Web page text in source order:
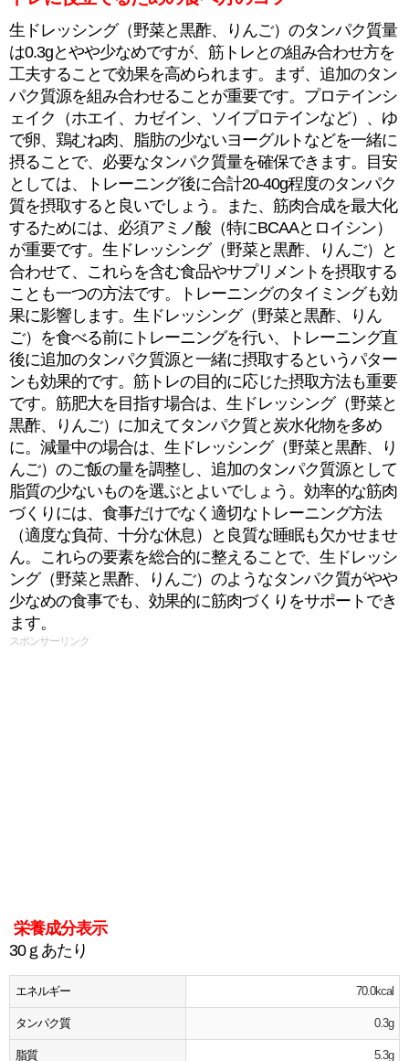
生ドレッシング（野菜と黒酢、りんご）のタンパク質量
は0.3gとやや少なめですが、筋トレとの組み合わせ方を
工夫することで効果を高められます。まず、追加のタン
パク質源を組み合わせることが重要です。プロテインシ
ェイク（ホエイ、カゼイン、ソイプロテインなど）、ゆ
で卵、鶏むね肉、脂肪の少ないヨーグルトなどを一緒に
摂ることで、必要なタンパク質量を確保できます。目安
としては、トレーニング後に合計20-40g程度のタンパク
質を摂取すると良いでしょう。また、筋肉合成を最大化
するためには、必須アミノ酸（特にBCAAとロイシン）
が重要です。生ドレッシング（野菜と黒酢、りんご）と
合わせて、これらを含む食品やサプリメントを摂取する
ことも一つの方法です。トレーニングのタイミングも効
果に影響します。生ドレッシング（野菜と黒酢、りん
ご）を食べる前にトレーニングを行い、トレーニング直
後に追加のタンパク質源と一緒に摂取するというパター
ンも効果的です。筋トレの目的に応じた摂取方法も重要
です。筋肥大を目指す場合は、生ドレッシング（野菜と
黒酢、りんご）に加えてタンパク質と炭水化物を多め
に。減量中の場合は、生ドレッシング（野菜と黒酢、り
んご）のご飯の量を調整し、追加のタンパク質源として
脂質の少ないものを選ぶとよいでしょう。効率的な筋肉
づくりには、食事だけでなく適切なトレーニング方法
（適度な負荷、十分な休息）と良質な睡眠も欠かせませ
ん。これらの要素を総合的に整えることで、生ドレッシ
ング（野菜と黒酢、りんご）のようなタンパク質がやや
少なめの食事でも、効果的に筋肉づくりをサポートでき
ます。
スポンサーリンク
栄養成分表示
30ｇあたり
エネルギー 70.0kcal
タンパク質 0.3g
脂質 5.3g